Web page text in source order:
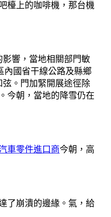
檯上的咖啡機，那台機
響，當地相關部門敏
內國省干線公路及縣鄉
。門加緊開展途徑除
今朝，當地的降雪仍在
車零件進口商今朝，高
了崩潰的邊緣。氣，給